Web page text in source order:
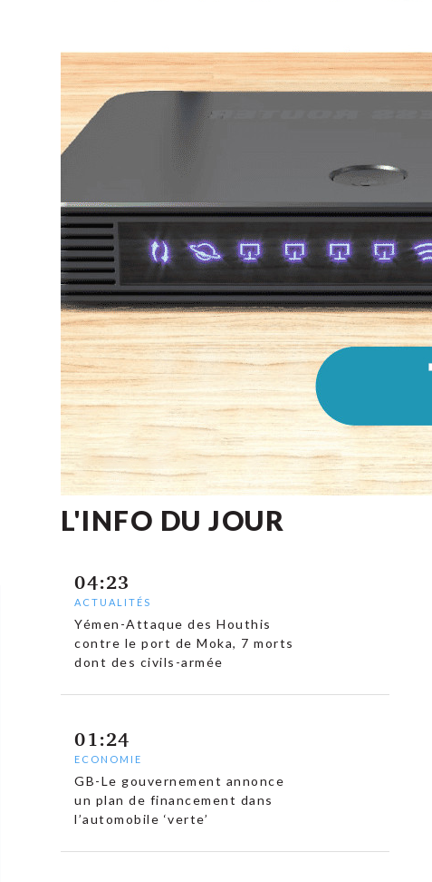
L'INFO DU JOUR
04:23
ACTUALITÉS
Yémen-Attaque des Houthis
contre le port de Moka, 7 morts
dont des civils-armée
01:24
ECONOMIE
GB-Le gouvernement annonce
un plan de financement dans
l’automobile ‘verte’